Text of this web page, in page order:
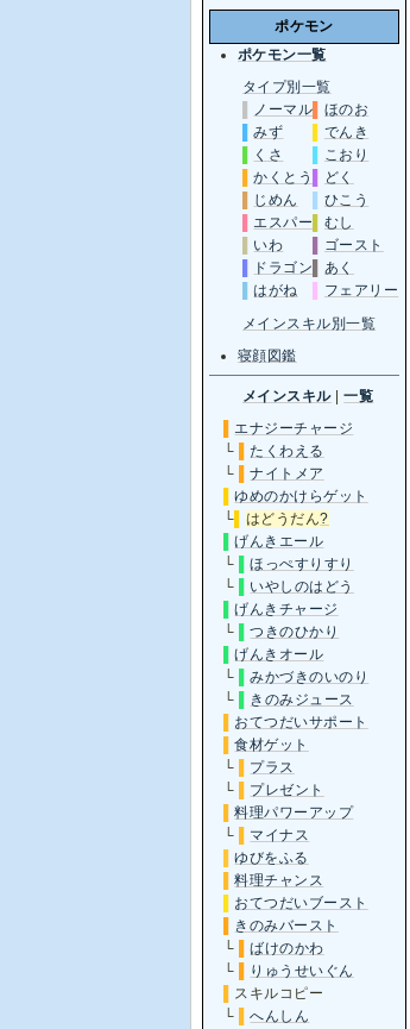
ポケモン
ポケモン一覧
タイプ別一覧
ノーマル
ほのお
▌みず
でんき
くさ
こおり
▌かくとう
どく
じめん
ひこう
エスパー
むし
いわ
ゴースト
ドラゴン
あく
▌はがね
フェアリー
メインスキル別一覧
寝顔図鑑
メインスキル|一覧
エナジーチャージ
└
▌たくわえる
└
▌ナイトメア
▌ゆめのかけらゲット
└
はどうだん?
▌げんきエール
└
▌ほっぺすりすり
└
いやしのはどう
▌げんきチャージ
└
▌つきのひかり
▌げんきオール
└
▌みかづきのいのり
└
きのみジュース
おてつだいサポート
▌食材ゲット
└
プラス
└
プレゼント
▌料理パワーアップ
└
マイナス
▌ゆびをふる
▌料理チャンス
おてつだいブースト
きのみバースト
└
▌ばけのかわ
└
りゅうせいぐん
スキルコピー
└
▌へんしん